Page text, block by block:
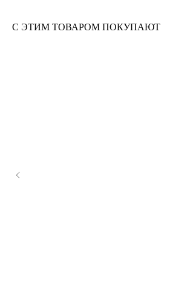
С ЭТИМ ТОВАРОМ ПОКУПАЮТ